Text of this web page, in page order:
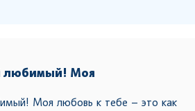
любимый! Моя
Моя любовь к тебе – это как